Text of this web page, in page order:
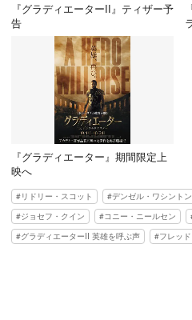
『グラディエーターII』ティザー予
告
『グラディエーター』期間限定上
映へ
リドリー・スコット デンゼル・ワシントン
ジョセフ・クイン
コニー・ニールセン
グラディエーターII 英雄を呼ぶ声
フレッ